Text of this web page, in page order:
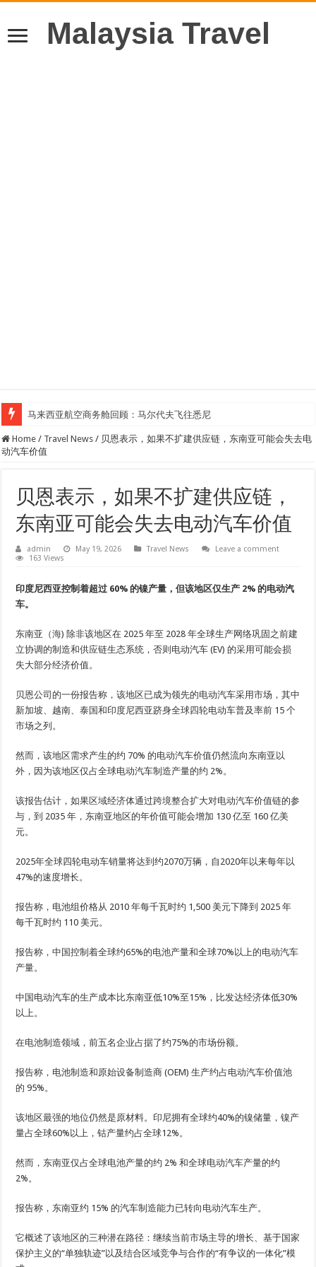
Malaysia Travel
马来西亚航空商务舱回顾：马尔代夫飞往悉尼
Home / Travel News / 贝恩表示，如果不扩建供应链，东南亚可能会失去电
动汽车价值
贝恩表示，如果不扩建供应链，
东南亚可能会失去电动汽车价值
admin May 19, 2026 Travel News
Leave a comment
163 Views
印度尼西亚控制着超过 60% 的镍产量，但该地区仅生产 2% 的电动汽
车。
东南亚（海) 除非该地区在 2025 年至 2028 年全球生产网络巩固之前建
立协调的制造和供应链生态系统，否则电动汽车 (EV) 的采用可能会损
失大部分经济价值。
贝恩公司的一份报告称，该地区已成为领先的电动汽车采用市场，其中
新加坡、越南、泰国和印度尼西亚跻身全球四轮电动车普及率前 15 个
市场之列。
然而，该地区需求产生的约 70% 的电动汽车价值仍然流向东南亚以
外，因为该地区仅占全球电动汽车制造产量的约 2%。
该报告估计，如果区域经济体通过跨境整合扩大对电动汽车价值链的参
与，到 2035 年，东南亚地区的年价值可能会增加 130 亿至 160 亿美
元。
2025年全球四轮电动车销量将达到约2070万辆，自2020年以来每年以
47%的速度增长。
报告称，电池组价格从 2010 年每千瓦时约 1,500 美元下降到 2025 年
每千瓦时约 110 美元。
报告称，中国控制着全球约65%的电池产量和全球70%以上的电动汽车
产量。
中国电动汽车的生产成本比东南亚低10%至15%，比发达经济体低30%
以上。
在电池制造领域，前五名企业占据了约75%的市场份额。
报告称，电池制造和原始设备制造商 (OEM) 生产约占电动汽车价值池
的 95%。
该地区最强的地位仍然是原材料。印尼拥有全球约40%的镍储量，镍产
量占全球60%以上，钴产量约占全球12%。
然而，东南亚仅占全球电池产量的约 2% 和全球电动汽车产量的约
2%。
报告称，东南亚约 15% 的汽车制造能力已转向电动汽车生产。
它概述了该地区的三种潜在路径：继续当前市场主导的增长、基于国家
保护主义的“单独轨迹”以及结合区域竞争与合作的“有争议的一体化”模